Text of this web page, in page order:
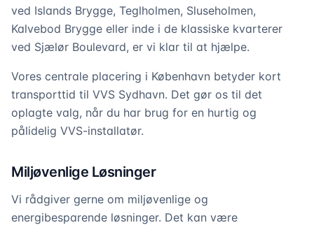
ved Islands Brygge, Teglholmen, Sluseholmen,
Kalvebod Brygge eller inde i de klassiske kvarterer
ved Sjælør Boulevard, er vi klar til at hjælpe.
Vores centrale placering i København betyder kort
transporttid til VVS Sydhavn. Det gør os til det
oplagte valg, når du har brug for en hurtig og
pålidelig VVS-installatør.
Miljøvenlige Løsninger
Vi rådgiver gerne om miljøvenlige og
energibesparende løsninger. Det kan være